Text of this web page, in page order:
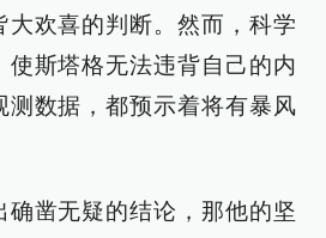
大欢喜的判断。然而，科学
使斯塔格无法违背自己的内
测数据，都预示着将有暴风
确凿无疑的结论，那他的坚